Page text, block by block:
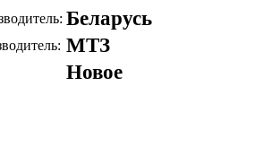
Беларусь
МТЗ
Новое